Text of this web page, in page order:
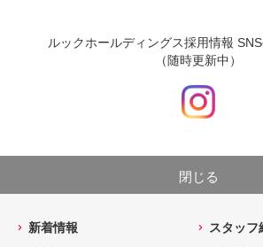
ルックホールディングス採用情報
（随時更新中）
閉じる
新着情報
スタッフ